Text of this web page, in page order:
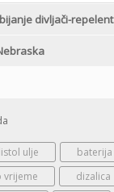
divljači-repelent
ulje baterija
vrijeme
dizalica